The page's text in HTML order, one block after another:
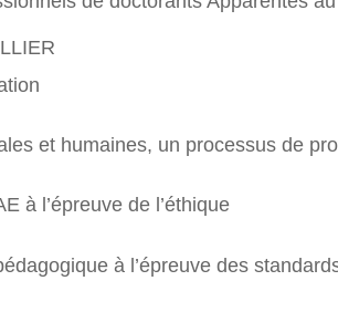
et humaines, un processus de
à l’épreuve de l’éthique
à l’épreuve des